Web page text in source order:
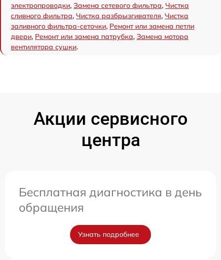
электропроводки, Замена сетевого фильтра, Чистка
сливного фильтра, Чистка разбрызгивателя, Чистка
заливного фильтра-сеточки, Ремонт или замена петли
двери, Ремонт или замена патрубка, Замена мотора
вентилятора сушки.
Акции сервисного
центра
Бесплатная диагностика в день
обращения
Узнать подробнее